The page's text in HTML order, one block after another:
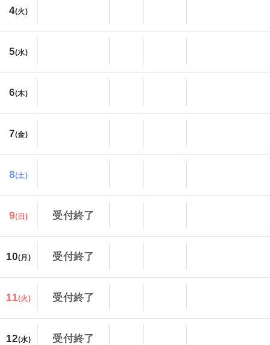
4(火)
5(水)
6(木)
7(金)
8(土)
9(日) 受付終了
10(月) 受付終了
11(火) 受付終了
12(水) 受付終了